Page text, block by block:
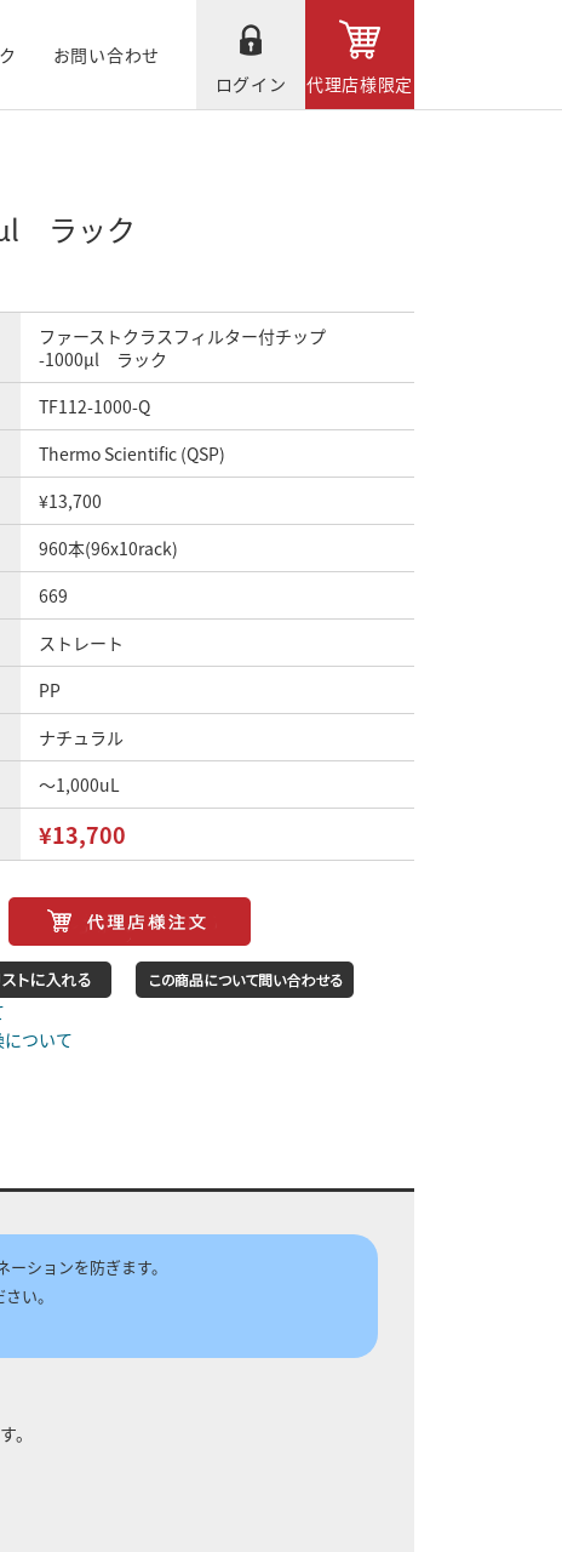
お問い合わせ
ログイン
代理店様限定
ラック
ファーストクラスフィルター付チップ
-1000μl ラック
TF112-1000-Q
Thermo Scientific (QSP)
¥13,700
960本(96x10rack)
669
ストレート
PP
ナチュラル
～1,000uL
¥13,700
ついて
ションを防ぎます。
い。
。